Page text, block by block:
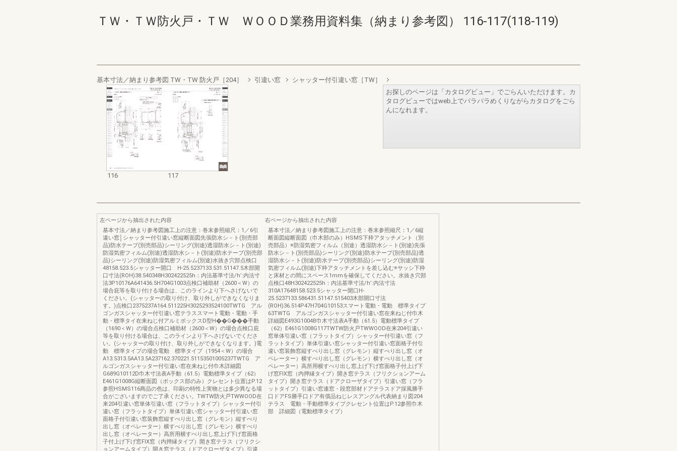
ＴＷ・ＴＷ防火戸・ＴＷ ＷＯＯＤ業務用資料集（納まり参考図） 116-117(118-119)
基本寸法／納まり参考図 TW・TW 防火戸［204］ 引違い窓 シャッター付引違い窓［TW］
116 117
お探しのページは「カタログビュー」でごらんいただけます。カ
タログビューではweb上でパラパラめくりながらカタログをごら
んになれます。
左ページから抽出された内容
基本寸法／納まり参考図施工上の注意：巻末参照縮尺：1／6引
違い窓│シャッター付引違い窓縦断面図先張防水シ－ト(別売部
品)防水テープ(別売部品)シーリング(別途)透湿防水シ－ト(別途)
防湿気密フィルム(別途)透湿防水シ－ト(別途)防水テープ(別売部
品)シーリング(別途)防湿気密フィルム(別途)水抜き穴部点検口
48158.523.5シャッター開口 H-25.5237133.531.51147.5木部開
口寸法(ROH)38.540348H302422525h：内法基準寸法/h’:内法寸
法3P10176A641436.5H704G1003点検口補助材（2600＜W）の
場合庇等を取り付ける場合は、このラインより下へさげないで
ください。(シャッターの取り付け、取り外しができなくなりま
す。)点検口2375237A164.511225H3025293524100TWTG アル
ゴンガスシャッター付引違い窓テラススマート電動・電動・手
動・標準タイ在来ねじ付アルミボックスD型H��G���手動
（1690＜W）の場合点検口補助材（2600＜W）の場合点検口庇
等を取り付ける場合は、このラインより下へさげないでくださ
い。(シャッターの取り付け、取り外しができなくなります。)電
動 標準タイプの場合電動 標準タイプ（1954＜W）の場合
A13.5313.5AA13.5A237162.370221.51153501005237TWTG ア
ルゴンガスシャッター付引違い窓在来ねじ付巾木詳細図
G689G10112D巾木寸法表A手動（61.5）電動標準タイプ（62）
E461G1008G縦断面図（ボックス部のみ）クレセント位置はP.12
参照HSMS116商品の色は、印刷の特性上実物とは多少異なる場
合がございますのでご了承ください。TWTW防火戸TWWOOD在
来204引違い窓単体引違い窓（フラットタイプ）シャッター付引
違い窓（フラットタイプ）単体引違い窓シャッター付引違い窓
面格子付引違い窓装飾窓縦すべり出し窓（グレモン）縦すべり
出し窓（オペレーター）横すべり出し窓（グレモン）横すべり
出し窓（オペレーター）高所用横すべり出し窓上げ下げ窓面格
子付上げ下げ窓FIX窓（内押縁タイプ）開き窓テラス（フリクシ
ョンアームタイプ）開き窓テラス（ドアクローザタイプ）引違
右ページから抽出された内容
基本寸法／納まり参考図施工上の注意：巻末参照縮尺：1／6縦
断面図縦断面図（巾木部のみ）HSMS下枠アタッチメント（別
売部品）※防湿気密フィルム（別途）透湿防水シ－ト(別途)先張
防水シ－ト(別売部品)シーリング(別途)防水テープ(別売部品)透
湿防水シ－ト(別途)防水テープ(別売部品)シーリング(別途)防湿
気密フィルム(別途)下枠アタッチメントを差し込む※サッシ下枠
と床材との間にスペース1mmを確保してください。水抜き穴部
点検口48H302422525h：内法基準寸法/h’:内法寸法
310A17648158.523.5シャッター開口H-
25.5237133.586431.51147.515403木部開口寸法
(ROH)36.514P47H704G10153スマート電動・電動 標準タイプ
63TWTG アルゴンガスシャッター付引違い窓在来ねじ付巾木
詳細図E493G1004B巾木寸法表A手動（61.5）電動標準タイプ
（62）E461G1008G117TWTW防火戸TWWOOD在来204引違い
窓単体引違い窓（フラットタイプ）シャッター付引違い窓（フ
ラットタイプ）単体引違い窓シャッター付引違い窓面格子付引
違い窓装飾窓縦すべり出し窓（グレモン）縦すべり出し窓（オ
ペレーター）横すべり出し窓（グレモン）横すべり出し窓（オ
ペレーター）高所用横すべり出し窓上げ下げ窓面格子付上げ下
げ窓FIX窓（内押縁タイプ）開き窓テラス（フリクションアーム
タイプ）開き窓テラス（ドアクローザタイプ）引違い窓（フラ
ットタイプ）引違い窓連窓・段窓部材ドアテラスドア採風勝手
口ドアFS勝手口ドア有償品ねじレスアングル代表納まり図204
テラス 電動・手動標準タイプクレセント位置はP.12参照巾木
部 詳細図（電動標準タイプ）